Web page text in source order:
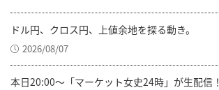
ドル円、クロス円、上値余地を探る動き。
2026/08/07
本日20:00～「マーケット女史24時」が生配信！